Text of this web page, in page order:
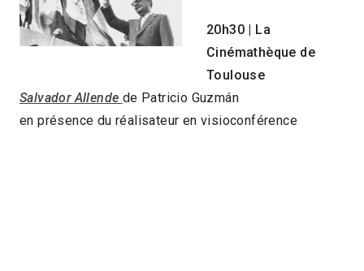
20h30 | La
Cinémathèque de
Toulouse
Salvador Allende de Patricio Guzmán
en présence du réalisateur en visioconférence